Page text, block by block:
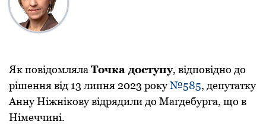
Як повідомляла Точка доступу, відповідно до
рішення від 13 липня 2023 року№585, депутатку
Анну Ніжнікову відрядили до Магдебурга, що в
Німеччині.